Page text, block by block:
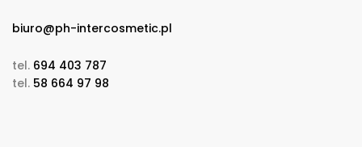
biuro@ph-intercosmetic.pl
tel. 694 403 787
tel. 58 664 97 98